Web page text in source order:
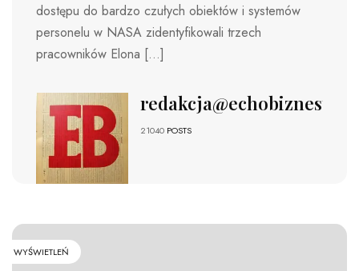
dostępu do bardzo czułych obiektów i systemów
personelu w NASA zidentyfikowali trzech
pracowników Elona […]
redakcja@echobiznesu.pl
21040 POSTS
WYŚWIETLEŃ